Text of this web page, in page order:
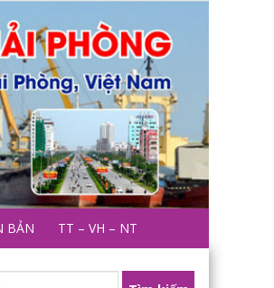
BẢN TT – VH – NT